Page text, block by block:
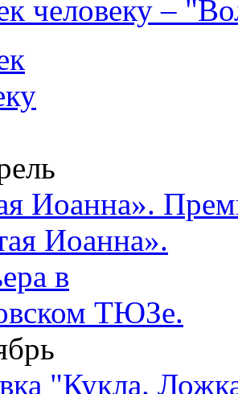
человеку –
Иоанна».
"Кукла.